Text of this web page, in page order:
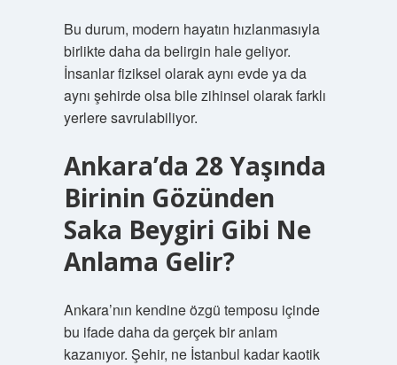
Bu durum, modern hayatın hızlanmasıyla
birlikte daha da belirgin hale geliyor.
İnsanlar fiziksel olarak aynı evde ya da
aynı şehirde olsa bile zihinsel olarak farklı
yerlere savrulabiliyor.
Ankara’da 28 Yaşında
Birinin Gözünden
Saka Beygiri Gibi Ne
Anlama Gelir?
Ankara’nın kendine özgü temposu içinde
bu ifade daha da gerçek bir anlam
kazanıyor. Şehir, ne İstanbul kadar kaotik